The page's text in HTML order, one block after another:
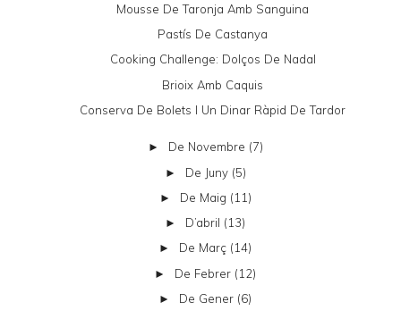
Mousse De Taronja Amb Sanguina
Pastís De Castanya
Cooking Challenge: Dolços De Nadal
Brioix Amb Caquis
Conserva De Bolets I Un Dinar Ràpid De Tardor
► De Novembre (7)
► De Juny (5)
► De Maig (11)
► D’abril (13)
► De Març (14)
► De Febrer (12)
► De Gener (6)